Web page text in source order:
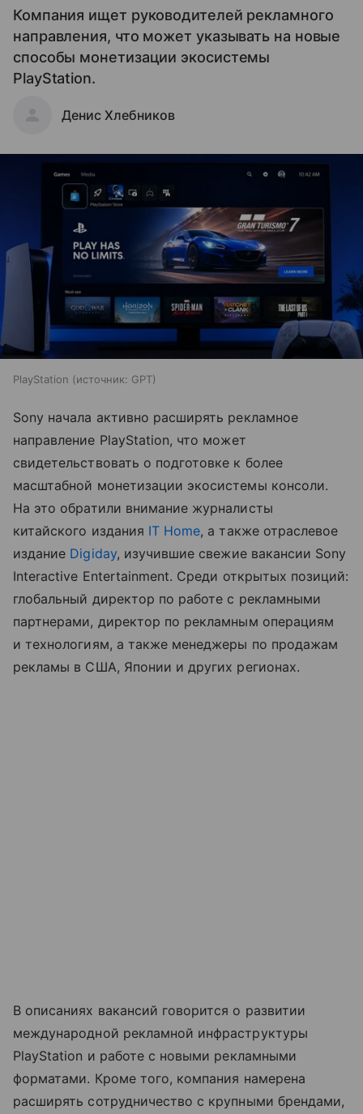
Компания ищет руководителей рекламного
направления, что может указывать на новые
способы монетизации экосистемы
PlayStation.
Денис Хлебников
PlayStation источник: GPT
Sony начала активно расширять рекламное
направление PlayStation, что может
свидетельствовать о подготовке к более
масштабной монетизации экосистемы консоли.
На это обратили внимание журналисты
китайского издания IT Home, а также отраслевое
издание Digiday, изучившие свежие вакансии Sony
Interactive Entertainment. Среди открытых позиций:
глобальный директор по работе с рекламными
партнерами, директор по рекламным операциям
и технологиям, а также менеджеры по продажам
рекламы в США, Японии и других регионах.
В описаниях вакансий говорится о развитии
международной рекламной инфраструктуры
PlayStation и работе с новыми рекламными
форматами. Кроме того, компания намерена
расширять сотрудничество с крупными брендами,